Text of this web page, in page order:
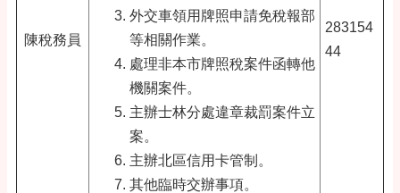
陳稅務員
外交車領用牌照申請免稅報部
等相關作業。
處理非本市牌照稅案件函轉他
機關案件。
主辦士林分處違章裁罰案件立
案。
主辦北區信用卡管制。
其他臨時交辦事項。
283154
44